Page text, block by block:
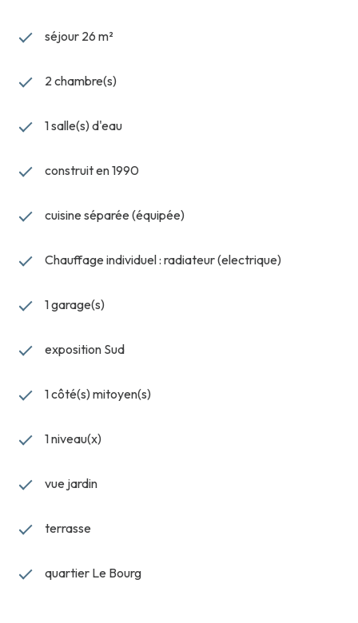
séjour 26 m²
2 chambre(s)
1 salle(s) d'eau
construit en 1990
cuisine séparée (équipée)
Chauffage individuel : radiateur (electrique)
1 garage(s)
exposition Sud
1 côté(s) mitoyen(s)
1 niveau(x)
vue jardin
terrasse
quartier Le Bourg